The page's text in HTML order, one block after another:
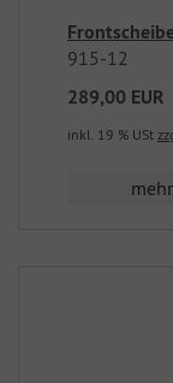
915-12
289,00 EUR
inkl. 19 % USt